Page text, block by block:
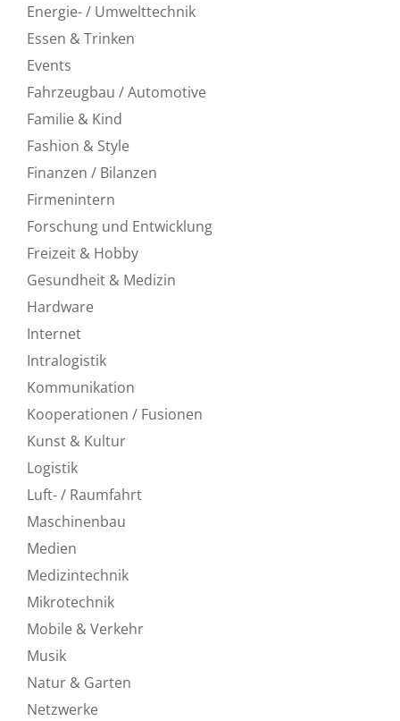
Energie- / Umwelttechnik
Essen & Trinken
Events
Fahrzeugbau / Automotive
Familie & Kind
Fashion & Style
Finanzen / Bilanzen
Firmenintern
Forschung und Entwicklung
Freizeit & Hobby
Gesundheit & Medizin
Hardware
Internet
Intralogistik
Kommunikation
Kooperationen / Fusionen
Kunst & Kultur
Logistik
Luft- / Raumfahrt
Maschinenbau
Medien
Medizintechnik
Mikrotechnik
Mobile & Verkehr
Musik
Natur & Garten
Netzwerke